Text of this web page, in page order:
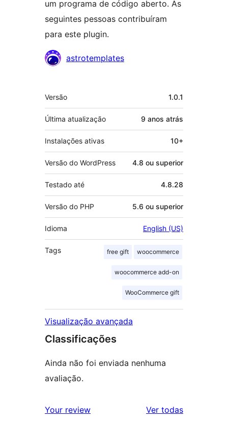
um programa de código aberto. As
seguintes pessoas contribuíram
para este plugin.
Colaboradores
astrotemplates
Meta
Versão 1.0.1
Última atualização 9 anos atrás
Instalações ativas 10+
Versão do WordPress 4.8 ou superior
Testado até 4.8.28
Versão do PHP 5.6 ou superior
Idioma English (US)
Tags free gift woocommerce
woocommerce add-on
WooCommerce gift
Visualização avançada
Classificações
Ainda não foi enviada nenhuma
avaliação.
Your review Ver todasavaliações